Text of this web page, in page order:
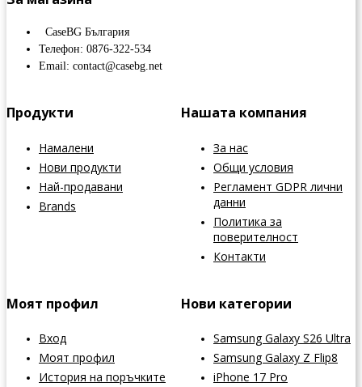
CaseBG България
Телефон: 0876-322-534
Email: contact@casebg.net
Продукти
Намалени
Нови продукти
Най-продавани
Brands
Нашата компания
За нас
Общи условия
Регламент GDPR лични
данни
Политика за
поверителност
Контакти
Моят профил
Вход
Моят профил
История на поръчките
Нови категории
Samsung Galaxy S26 Ultra
Samsung Galaxy Z Flip8
iPhone 17 Pro